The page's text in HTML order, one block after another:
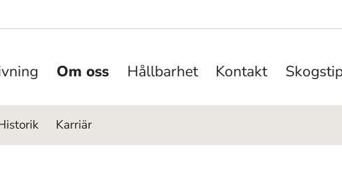
Om oss
Karriär
Hållbarhet Kontakt